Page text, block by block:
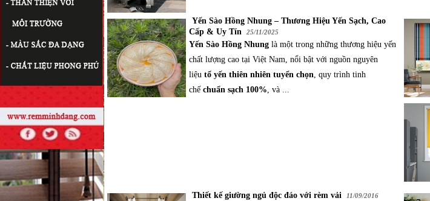
Yến Sào Hồng Nhung – Thương Hiệu Yến Sạch, Cao
Cấp & Uy Tín
25/11/2025
Yến Sào Hồng Nhung là một trong những thương hiệu yến
chất lượng cao tại Việt Nam, nổi bật với nguồn nguyên
liệu tổ yến thiên nhiên tuyển chọn , quy trình tinh
chế chuẩn sạch 100% , và ...
Thiết kế giường ngủ độc đáo với rèm vải 11/09/2016